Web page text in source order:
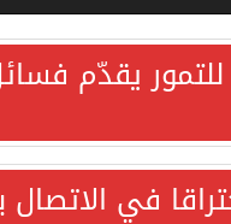
يقدّم فسائل
في الاتصال